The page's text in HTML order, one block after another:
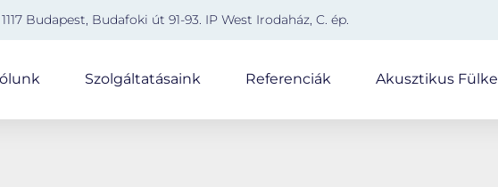
1117 Budapest, Budafoki út 91-93. IP West Irodaház, C. ép.
Szolgáltatásaink Referenciák Akusztikus Fülke